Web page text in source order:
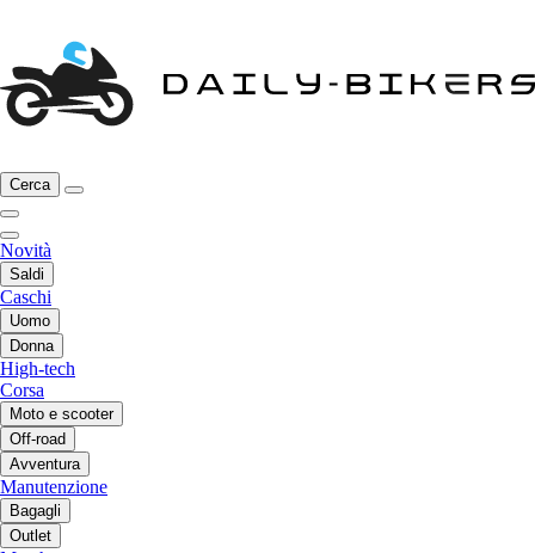
Cerca
Novità
Saldi
Caschi
Uomo
Donna
High-tech
Corsa
Moto e scooter
Off-road
Avventura
Manutenzione
Bagagli
Outlet